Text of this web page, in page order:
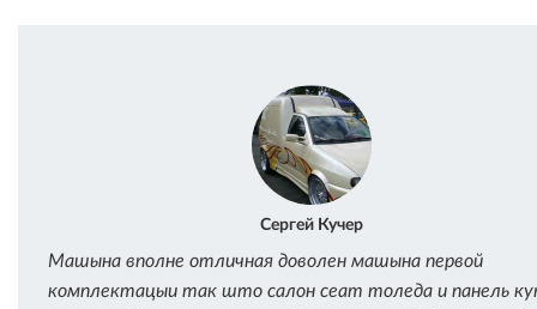
Сергей Кучер
Машына вполне отличная доволен машына первой
комплектацыи так што салон сеат толеда и панель